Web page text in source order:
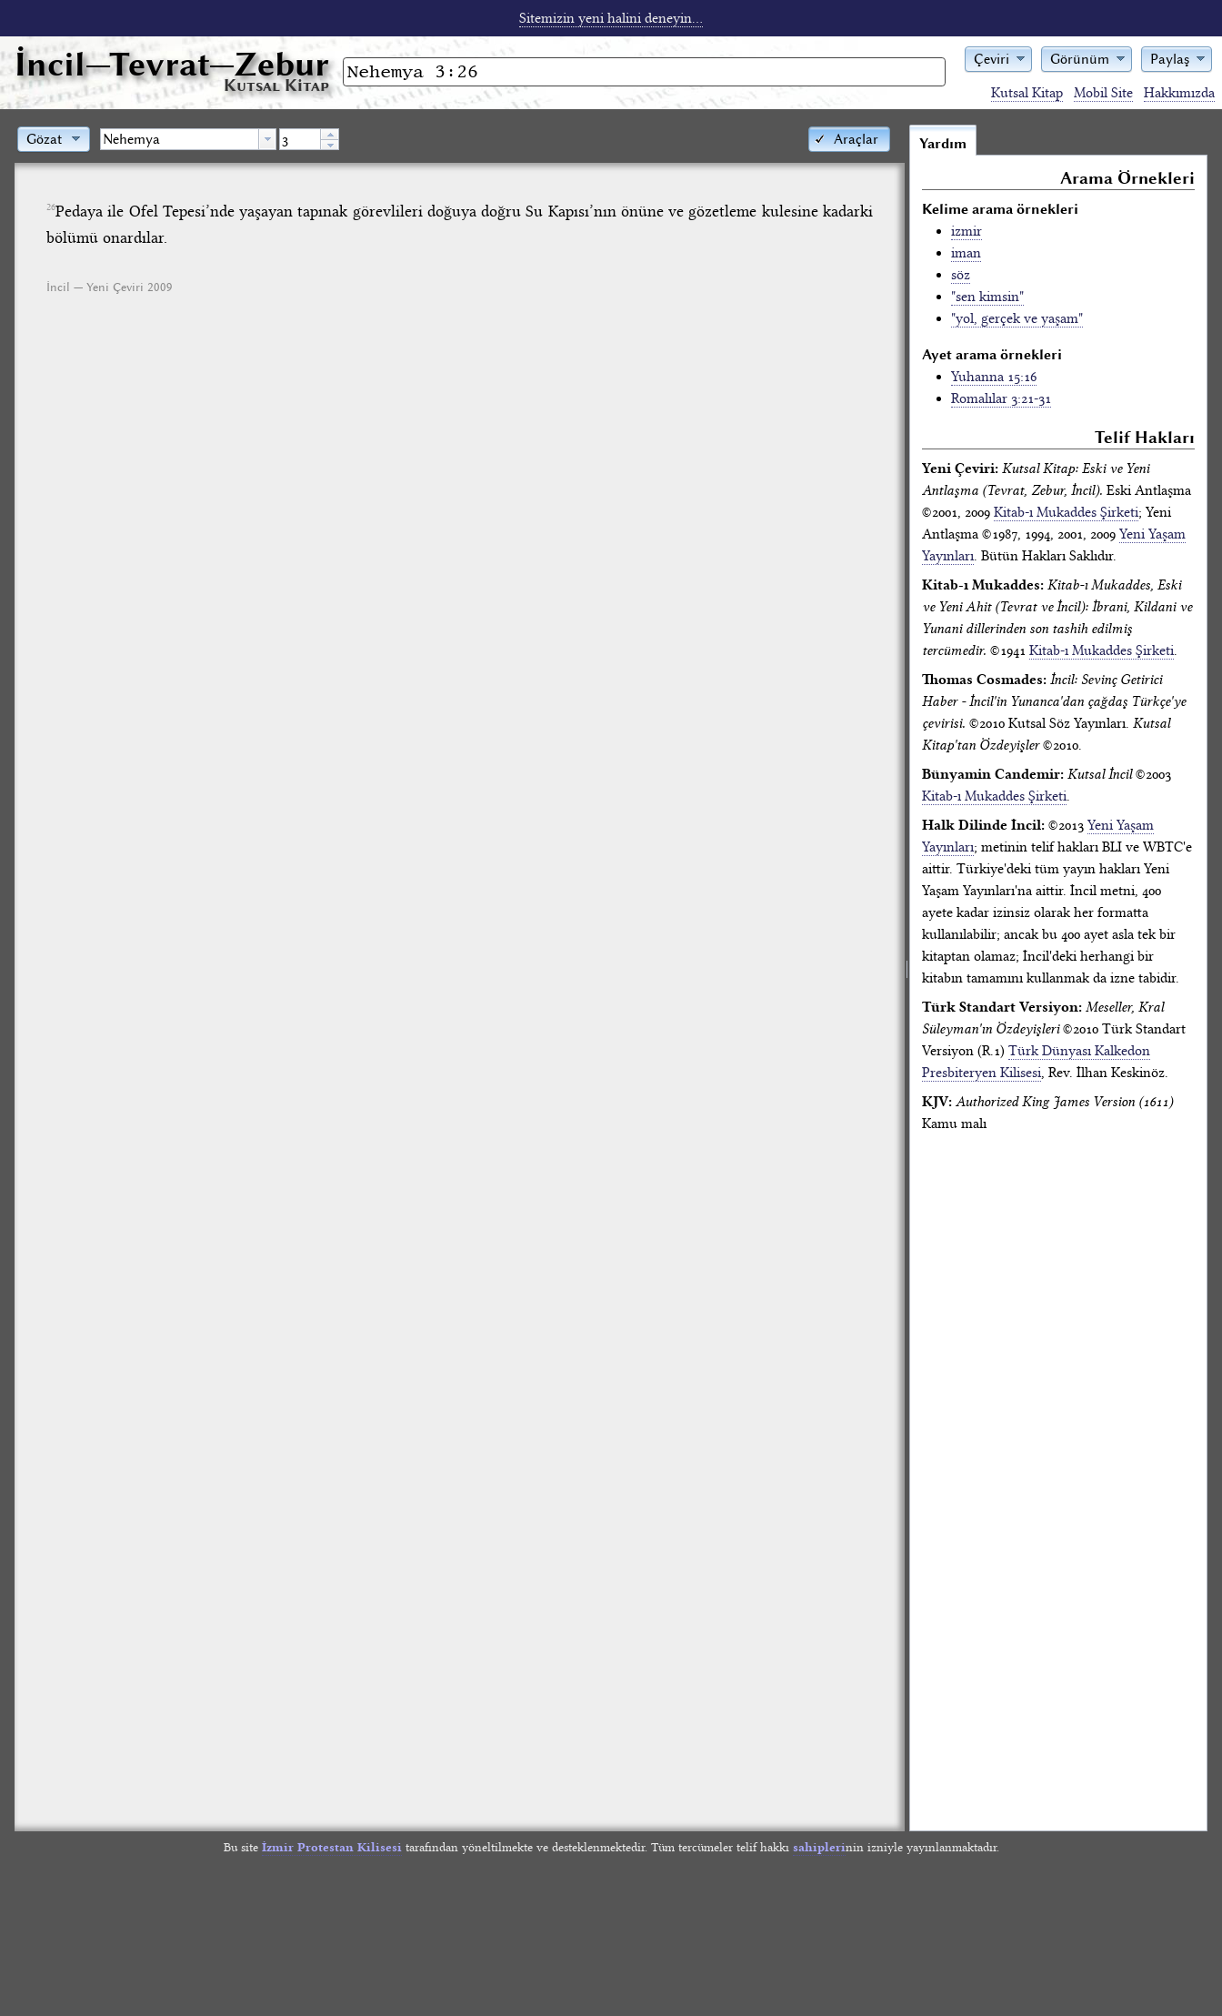
Sitemizin yeni halini deneyin...
İncil—Tevrat—Zebur
Kutsal Kitap
Çeviri Görünüm Paylaş
Kutsal Kitap Mobil Site Hakkımızda
Araçlar
Gözat
26Pedaya ile Ofel Tepesi’nde yaşayan tapınak görevlileri doğuya doğru Su Kapısı’nın önüne ve gözetleme kulesine kadarki
bölümü onardılar.
İncil — Yeni Çeviri 2009
Yardım
Arama Örnekleri
Kelime arama örnekleri
izmir
iman
söz
"sen kimsin"
"yol, gerçek ve yaşam"
Ayet arama örnekleri
Yuhanna 15:16
Romalılar 3:21-31
Telif Hakları
Yeni Çeviri: Kutsal Kitap: Eski ve Yeni
Antlaşma (Tevrat, Zebur, İncil). Eski Antlaşma
©2001, 2009 Kitab-ı Mukaddes Şirketi; Yeni
Antlaşma ©1987, 1994, 2001, 2009 Yeni Yaşam
Yayınları. Bütün Hakları Saklıdır.
Kitab-ı Mukaddes: Kitab-ı Mukaddes, Eski
ve Yeni Ahit (Tevrat ve İncil): İbrani, Kildani ve
Yunani dillerinden son tashih edilmiş
tercümedir. ©1941 Kitab-ı Mukaddes Şirketi.
Thomas Cosmades: İncil: Sevinç Getirici
Haber - İncil'in Yunanca'dan çağdaş Türkçe'ye
çevirisi. ©2010 Kutsal Söz Yayınları. Kutsal
Kitap'tan Özdeyişler©2010.
Bünyamin Candemir: Kutsal İncil©2003
Kitab-ı Mukaddes Şirketi.
Halk Dilinde İncil: ©2013 Yeni Yaşam
Yayınları; metinin telif hakları BLI ve WBTC'e
aittir. Türkiye'deki tüm yayın hakları Yeni
Yaşam Yayınları'na aittir. İncil metni, 400
ayete kadar izinsiz olarak her formatta
kullanılabilir; ancak bu 400 ayet asla tek bir
kitaptan olamaz; İncil'deki herhangi bir
kitabın tamamını kullanmak da izne tabidir.
Türk Standart Versiyon: Meseller, Kral
Süleyman'ın Özdeyişleri©2010 Türk Standart
Versiyon (R.1) Türk Dünyası Kalkedon
Presbiteryen Kilisesi, Rev. İlhan Keskinöz.
KJV: Authorized King James Version (1611)
Kamu malı
Bu site İzmir Protestan Kilisesitarafından yöneltilmekte ve desteklenmektedir. Tüm tercümeler telif hakkı sahiplerinin izniyle yayınlanmaktadır.